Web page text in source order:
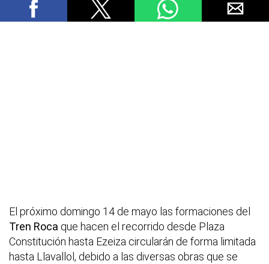
El próximo domingo 14 de mayo las formaciones del
Tren Roca que hacen el recorrido desde Plaza
Constitución hasta Ezeiza circularán de forma limitada
hasta Llavallol, debido a las diversas obras que se